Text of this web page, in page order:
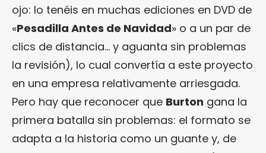
ojo: lo tenéis en muchas ediciones en DVD de
«Pesadilla Antes de Navidad» o a un par de
clics de distancia… y aguanta sin problemas
la revisión), lo cual convertía a este proyecto
en una empresa relativamente arriesgada.
Pero hay que reconocer que Burton gana la
primera batalla sin problemas: el formato se
adapta a la historia como un guante y, de